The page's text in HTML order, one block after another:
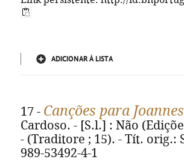
ADICIONAR À LISTA
17 - Canções para Joannes
Cardoso. - [S.l.] : Não
- (Traditore ; 15). - Tít. orig.:
989-53492-4-1